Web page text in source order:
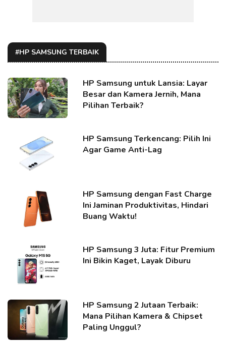
#HP SAMSUNG TERBAIK
HP Samsung untuk Lansia: Layar
Besar dan Kamera Jernih, Mana
Pilihan Terbaik?
HP Samsung Terkencang: Pilih Ini
Agar Game Anti-Lag
HP Samsung dengan Fast Charge
Ini Jaminan Produktivitas, Hindari
Buang Waktu!
HP Samsung 3 Juta: Fitur Premium
Ini Bikin Kaget, Layak Diburu
HP Samsung 2 Jutaan Terbaik:
Mana Pilihan Kamera & Chipset
Paling Unggul?